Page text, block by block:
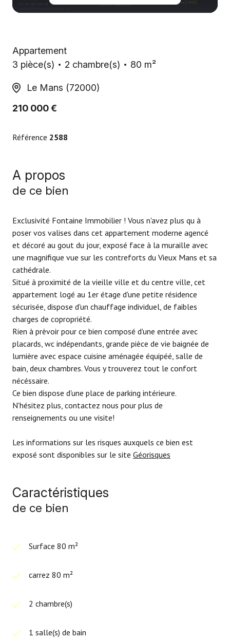
Appartement
3 pièce(s)
2 chambre(s) 80 m²
Le Mans (72000)
210 000 €
Référence 2588
A propos
de ce bien
Exclusivité Fontaine Immobilier ! Vous n'avez plus qu à
poser vos valises dans cet appartement moderne agencé
et décoré au gout du jour, exposé face à la muraille avec
une magnifique vue sur les contreforts du Vieux Mans et sa
cathédrale.
Situé à proximité de la vieille ville et du centre ville, cet
appartement logé au 1er étage d'une petite résidence
sécurisée, dispose d'un chauffage individuel, de faibles
charges de copropriété.
Rien à prèvoir pour ce bien composé d'une entrée avec
placards, wc indépendants, grande pièce de vie baignée de
lumière avec espace cuisine aménagée équipéé, salle de
bain, deux chambres. Vous y trouverez tout le confort
nécéssaire.
Ce bien dispose d'une place de parking intérieure.
N'hésitez plus, contactez nous pour plus de
renseignements ou une visite!
Les informations sur les risques auxquels ce bien est
exposé sont disponibles sur le site Géorisques
Caractéristiques
de ce bien
Surface 80 m²
carrez 80 m²
2 chambre(s)
1 salle(s) de bain